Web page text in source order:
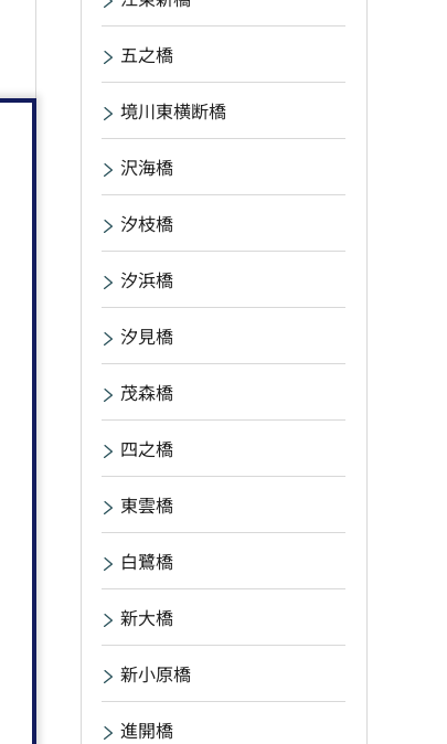
五之橋
境川東横断橋
沢海橋
汐枝橋
汐浜橋
汐見橋
茂森橋
四之橋
東雲橋
白鷺橋
新大橋
新小原橋
進開橋